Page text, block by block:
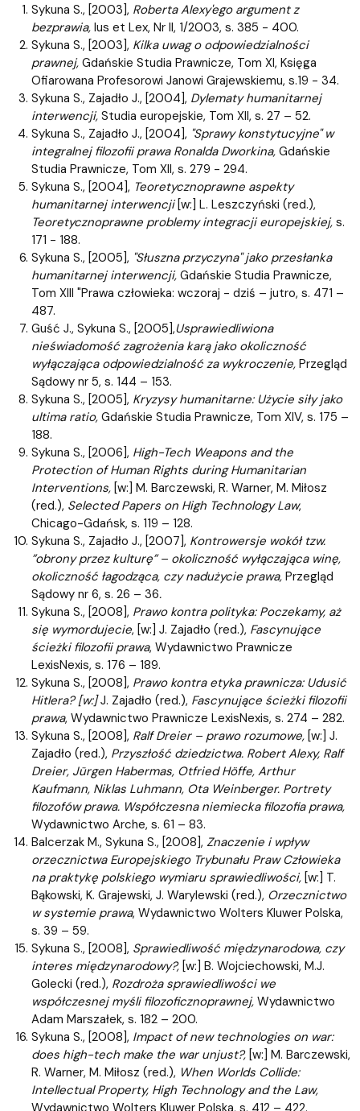
Sykuna S., [2003], Roberta Alexy'ego argument z
bezprawia, Ius et Lex, Nr II, 1/2003, s. 385 - 400.
Sykuna S., [2003], Kilka uwag o odpowiedzialności
prawnej, Gdańskie Studia Prawnicze, Tom XI, Księga
Ofiarowana Profesorowi Janowi Grajewskiemu, s.19 - 34.
Sykuna S., Zajadło J., [2004], Dylematy humanitarnej
interwencji, Studia europejskie, Tom XII, s. 27 – 52.
Sykuna S., Zajadło J., [2004], "Sprawy konstytucyjne" w
integralnej filozofii prawa Ronalda Dworkina, Gdańskie
Studia Prawnicze, Tom XII, s. 279 - 294.
Sykuna S., [2004], Teoretycznoprawne aspekty
humanitarnej interwencji [w:] L. Leszczyński (red.),
Teoretycznoprawne problemy integracji europejskiej,s.
171 - 188.
Sykuna S., [2005], "Słuszna przyczyna" jako przesłanka
humanitarnej interwencji, Gdańskie Studia Prawnicze,
Tom XIII "Prawa człowieka: wczoraj - dziś – jutro, s. 471 –
487.
Guść J., Sykuna S., [2005],Usprawiedliwiona
nieświadomość zagrożenia karą jako okoliczność
wyłączająca odpowiedzialność za wykroczenie,Przegląd
Sądowy nr 5, s. 144 – 153.
Sykuna S., [2005], Kryzysy humanitarne: Użycie siły jako
ultima ratio, Gdańskie Studia Prawnicze, Tom XIV, s. 175 –
188.
Sykuna S., [2006], High-Tech Weapons and the
Protection of Human Rights during Humanitarian
Interventions, [w:] M. Barczewski, R. Warner, M. Miłosz
(red.), Selected Papers on High Technology Law,
Chicago-Gdańsk, s. 119 – 128.
Sykuna S., Zajadło J., [2007], Kontrowersje wokół tzw.
”obrony przez kulturę” – okoliczność wyłączająca winę,
okoliczność łagodząca, czy nadużycie prawa, Przegląd
Sądowy nr 6, s. 26 – 36.
Sykuna S., [2008], Prawo kontra polityka: Poczekamy, aż
się wymordujecie, [w:] J. Zajadło (red.), Fascynujące
ścieżki filozofii prawa, Wydawnictwo Prawnicze
LexisNexis, s. 176 – 189.
Sykuna S., [2008], Prawo kontra etyka prawnicza: Udusić
Hitlera?[w:]J. Zajadło (red.), Fascynujące ścieżki filozofii
prawa, Wydawnictwo Prawnicze LexisNexis, s. 274 – 282.
Sykuna S., [2008], Ralf Dreier – prawo rozumowe, [w:] J.
Zajadło (red.), Przyszłość dziedzictwa. Robert Alexy, Ralf
Dreier, Jürgen Habermas, Otfried Höffe, Arthur
Kaufmann, Niklas Luhmann, Ota Weinberger. Portrety
filozofów prawa. Współczesna niemiecka filozofia prawa,
Wydawnictwo Arche, s. 61 – 83.
Balcerzak M., Sykuna S., [2008], Znaczenie i wpływ
orzecznictwa Europejskiego Trybunału Praw Człowieka
na praktykę polskiego wymiaru sprawiedliwości,[w:] T.
Bąkowski, K. Grajewski, J. Warylewski (red.), Orzecznictwo
w systemie prawa, Wydawnictwo Wolters Kluwer Polska,
s. 39 – 59.
Sykuna S., [2008], Sprawiedliwość międzynarodowa, czy
interes międzynarodowy?, [w:] B. Wojciechowski, M.J.
Golecki (red.), Rozdroża sprawiedliwości we
współczesnej myśli filozoficznoprawnej, Wydawnictwo
Adam Marszałek, s. 182 – 200.
Sykuna S., [2008], Impact of new technologies on war:
does high-tech make the war unjust?,[w:] M. Barczewski,
R. Warner, M. Miłosz (red.), When Worlds Collide:
Intellectual Property, High Technology and the Law,
Wydawnictwo Wolters Kluwer Polska, s. 412 – 422.